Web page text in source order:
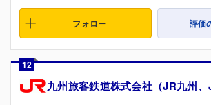
フォロー 評価
12
九州旅客鉄道株式会社（JR九州、